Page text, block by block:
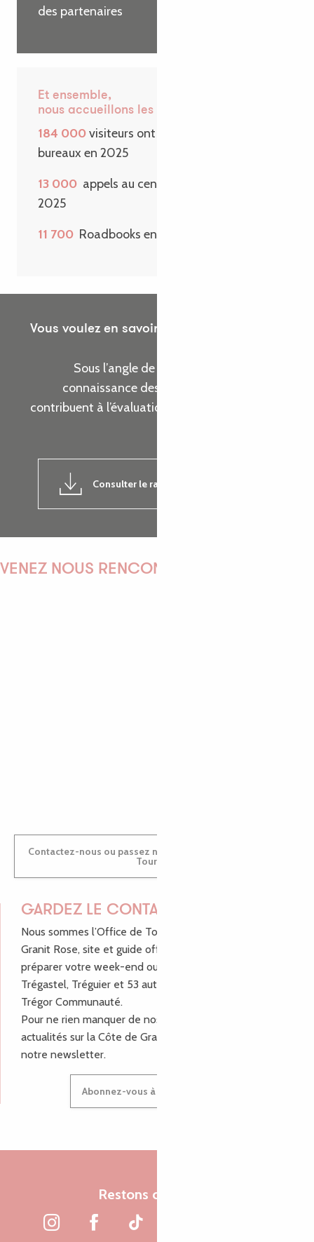
des partenaires
Et ensemble,
nous accueillons les visiteurs
184 000visiteurs ont passé la porte de nos
bureaux en 2025
13 000 appels au centre de contact en
2025
11 700 Roadbooks envoyés sur une année
Vous voulez en savoir plus sur les actions de
Sous l’angle de cinq thématiques, prenez
connaissance des indicateurs d’activité qui
contribuent à l’évaluation de la réalisation de nos
Consulter le rapport d'activité 2024
VENEZ NOUS RENCONTRER !
Contactez-nous ou passez nous voir dans nos Offices de
Tourisme
GARDEZ LE CONTACT !
Nous sommes l’Office de Tourisme Bretagne - Côte de
Granit Rose, site et guide officiel pour vous aider à
préparer votre week-end ou vos vacances à Lannion,
Trégastel, Tréguier et 53 autres communes de Lannion-
Trégor Communauté.
Pour ne rien manquer de nos bons plans et nos
actualités sur la Côte de Granit Rose, inscrivez-vous à
notre newsletter.
Abonnez-vous à notre newsletter
Restons connectés